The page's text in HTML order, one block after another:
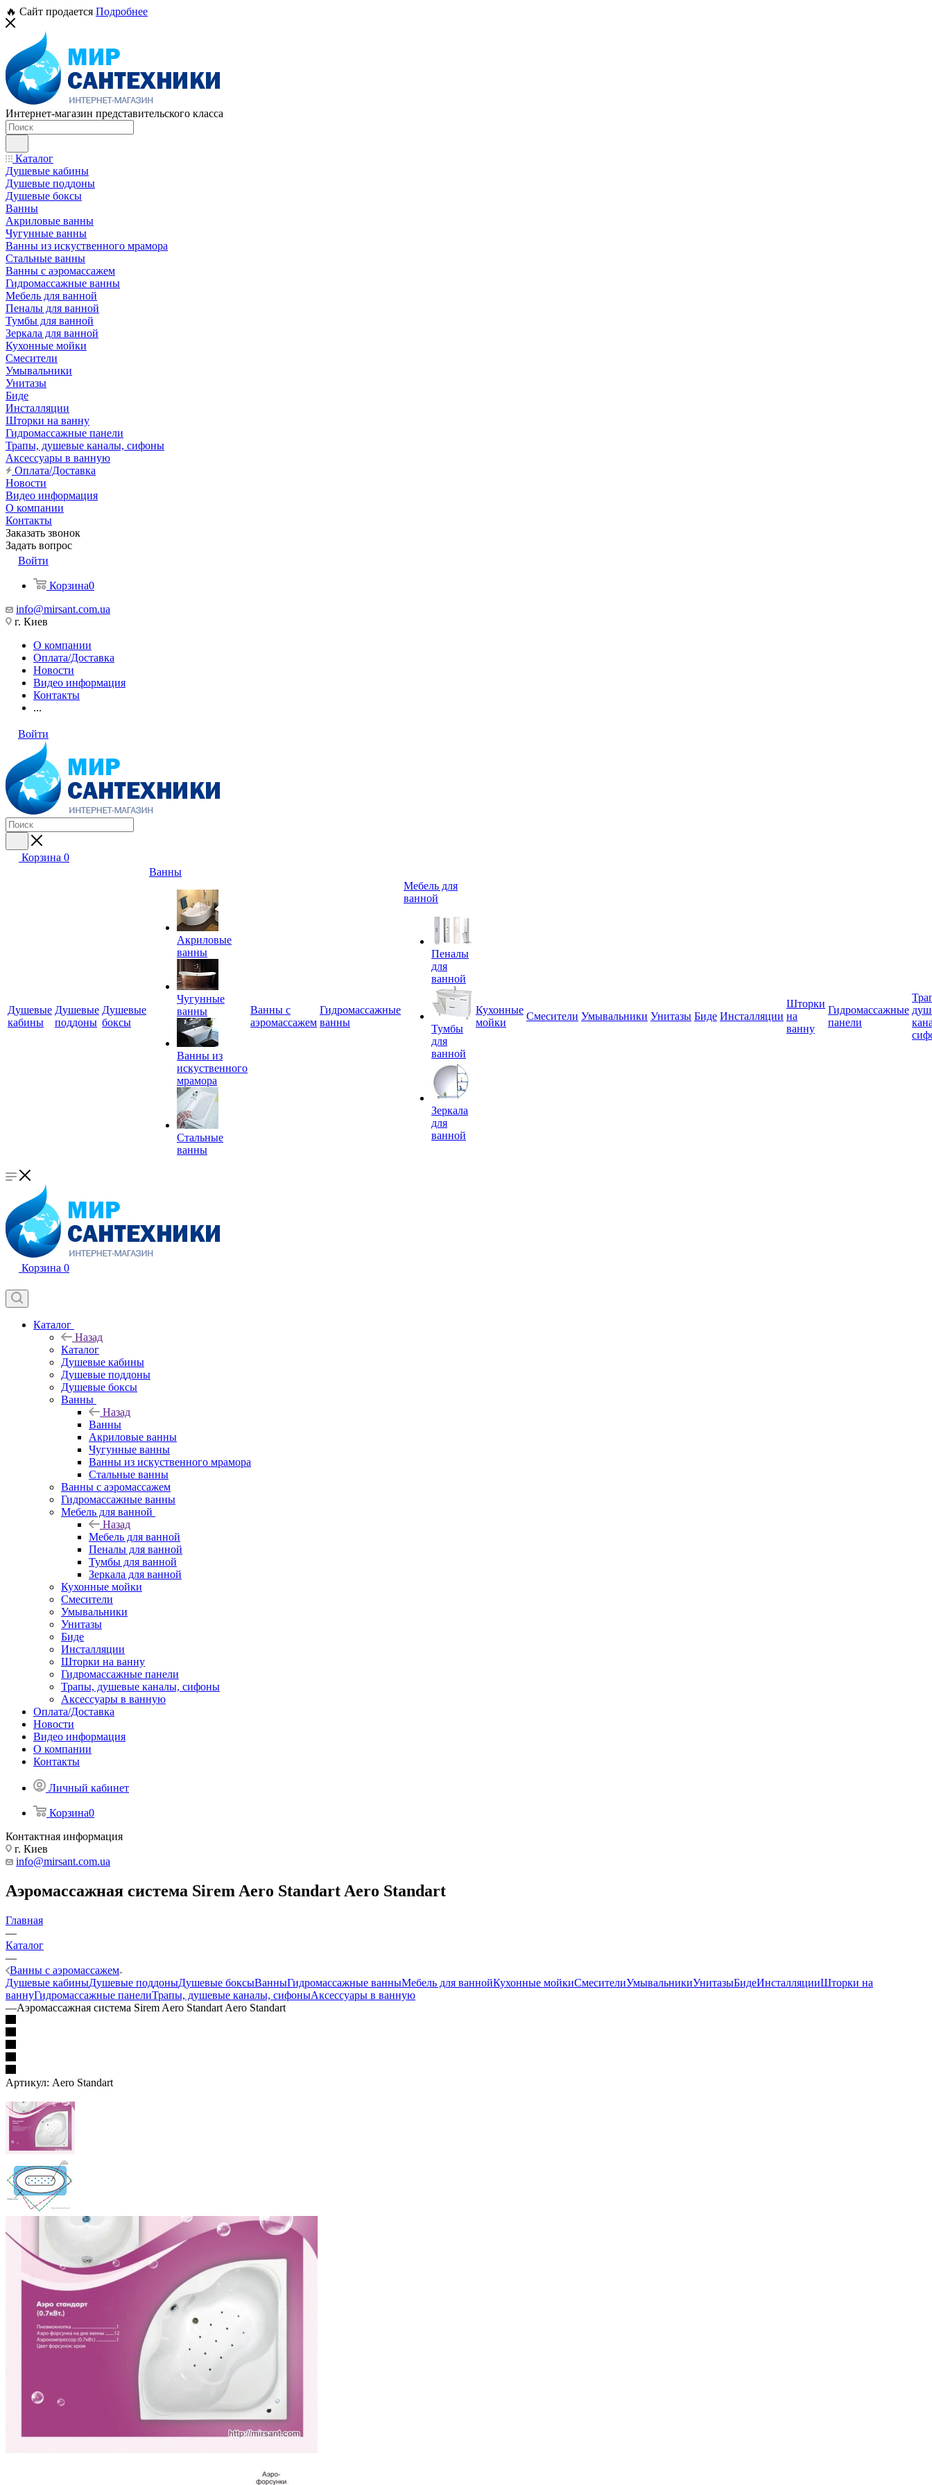
🔥 Сайт продается Подробнее
Интернет-магазин представительского класса
Каталог
Душевые кабины
Душевые поддоны
Душевые боксы
Ванны
Акриловые ванны
Чугунные ванны
Ванны из искуственного мрамора
Стальные ванны
Ванны с аэромассажем
Гидромассажные ванны
Мебель для ванной
Пеналы для ванной
Тумбы для ванной
Зеркала для ванной
Кухонные мойки
Смесители
Умывальники
Унитазы
Биде
Инсталляции
Шторки на ванну
Гидромассажные панели
Трапы, душевые каналы, сифоны
Аксессуары в ванную
Оплата/Доставка
Новости
Видео информация
О компании
Контакты
Заказать звонок
Задать вопрос
Войти
Корзина0
info@mirsant.com.ua
г. Киев
О компании
Оплата/Доставка
Новости
Видео информация
Контакты
...
Войти
Корзина 0
Душевые
кабины
Душевые
поддоны
Душевые
боксы
Ванны
Акриловые
ванны
Чугунные
ванны
Ванны из
искуственного
мрамора
Стальные
ванны
Ванны с
аэромассажем
Гидромассажные
ванны
Мебель для
ванной
Пеналы
для
ванной
Тумбы
для
ванной
Зеркала
для
ванной
Кухонные
мойки
Смесители Умывальники Унитазы Биде Инсталляции
Шторки
на
ванну
Гидромассажные
панели
Корзина 0
Каталог
Назад
Каталог
Душевые кабины
Душевые поддоны
Душевые боксы
Ванны
Назад
Ванны
Акриловые ванны
Чугунные ванны
Ванны из искуственного мрамора
Стальные ванны
Ванны с аэромассажем
Гидромассажные ванны
Мебель для ванной
Назад
Мебель для ванной
Пеналы для ванной
Тумбы для ванной
Зеркала для ванной
Кухонные мойки
Смесители
Умывальники
Унитазы
Биде
Инсталляции
Шторки на ванну
Гидромассажные панели
Трапы, душевые каналы, сифоны
Аксессуары в ванную
Оплата/Доставка
Новости
Видео информация
О компании
Контакты
Личный кабинет
Корзина0
Контактная информация
г. Киев
info@mirsant.com.ua
Аэромассажная система Sirem Aero Standart Aero Standart
Главная
—
Каталог
—
Ванны с аэромассажем
Душевые кабиныДушевые поддоныДушевые боксыВанныГидромассажные ванныМебель для ваннойКухонные мойкиСмесителиУмывальникиУнитазыБидеИнсталляцииШторки на
ваннуГидромассажные панелиТрапы, душевые каналы, сифоныАксессуары в ванную
—Аэромассажная система Sirem Aero Standart Aero Standart
Артикул: Aero Standart